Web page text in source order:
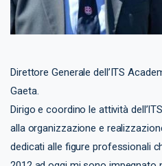
Direttore Generale dell’ITS
Gaeta.
Dirigo e coordino le attività
alla organizzazione e
dedicati alle figure professionali